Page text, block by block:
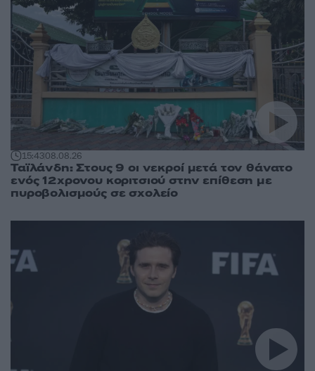
15:4308.08.26
Ταϊλάνδη: Στους 9 οι νεκροί μετά τον θάνατο
ενός 12χρονου κοριτσιού στην επίθεση με
πυροβολισμούς σε σχολείο